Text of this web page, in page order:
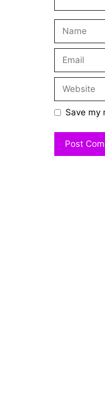
Name
Email
Website
Save my